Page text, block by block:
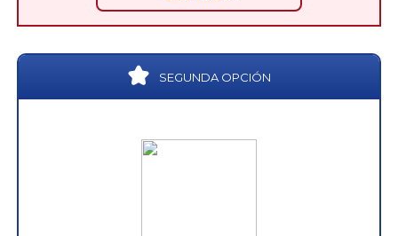
SEGUNDA OPCIÓN